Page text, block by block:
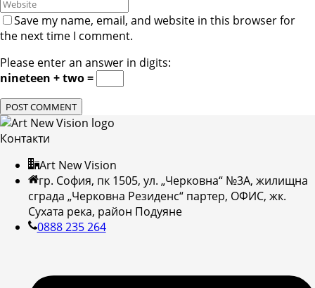
Save my name, email, and website in this browser for
the next time I comment.
Please enter an answer in digits:
nineteen + two =
Контакти
Art New Vision
гр. София, пк 1505, ул. „Черковна“ №3А, жилищна
сграда „Черковна Резиденс“ партер, ОФИС, жк.
Сухата река, район Подуяне
0888 235 264